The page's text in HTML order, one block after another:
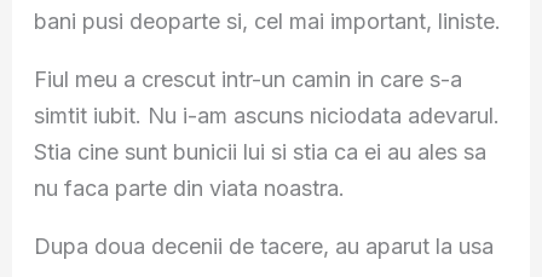
bani pusi deoparte si, cel mai important, liniste.
Fiul meu a crescut intr-un camin in care s-a
simtit iubit. Nu i-am ascuns niciodata adevarul.
Stia cine sunt bunicii lui si stia ca ei au ales sa
nu faca parte din viata noastra.
Dupa doua decenii de tacere, au aparut la usa